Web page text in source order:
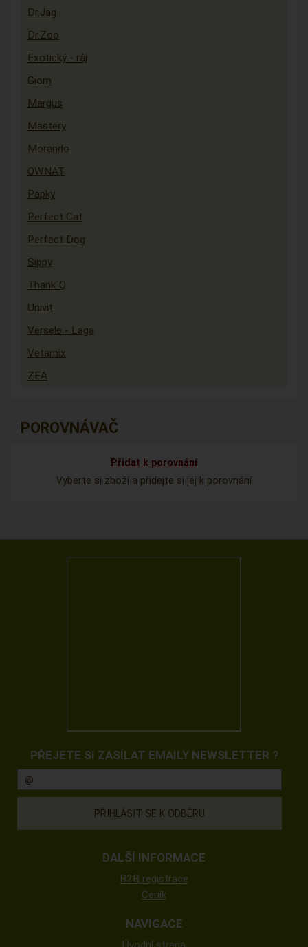
Dr.Jag
Dr.Zoo
Exotický - ráj
Giom
Margus
Mastery
Morando
OWNAT
Papky
Perfect Cat
Perfect Dog
Sippy
Thank´Q
Univit
Versele - Laga
Vetamix
ZEA
POROVNÁVAČ
Přidat k porovnání
Vyberte si zboží a přidejte si jej k porovnání
PŘEJETE SI ZASÍLAT EMAILY NEWSLETTER ?
DALŠÍ INFORMACE
B2B registrace
Ceník
NAVIGACE